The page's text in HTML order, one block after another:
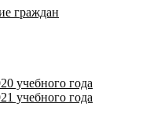
граждан
учебного года
учебного года